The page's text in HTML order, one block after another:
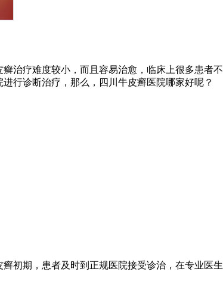
治疗难度较小，而且容易治愈，临床上很多患者不
行诊断治疗，那么，四川牛皮癣医院哪家好呢？
初期，患者及时到正规医院接受诊治，在专业医生